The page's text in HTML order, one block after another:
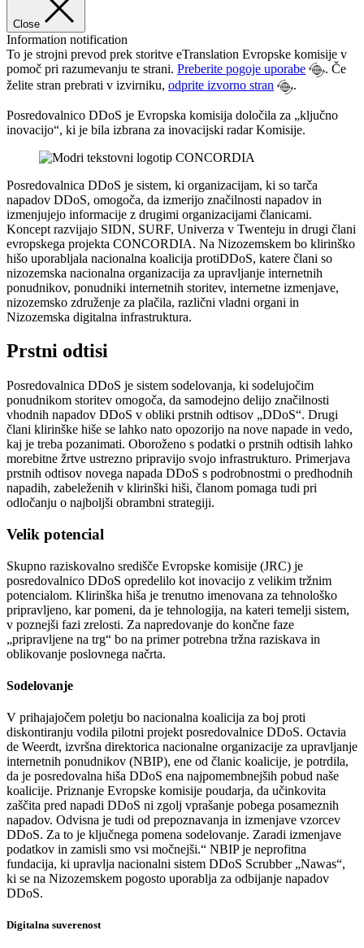
Close
Information notification
To je strojni prevod prek storitve eTranslation Evropske komisije v
pomoč pri razumevanju te strani. Preberite pogoje uporabe
. Če
želite stran prebrati v izvirniku, odprite izvorno stran .
Posredovalnico DDoS je Evropska komisija določila za „ključno
inovacijo“, ki je bila izbrana za inovacijski radar Komisije.
Posredovalnica DDoS je sistem, ki organizacijam, ki so tarča
napadov DDoS, omogoča, da izmerijo značilnosti napadov in
izmenjujejo informacije z drugimi organizacijami članicami.
Koncept razvijajo SIDN, SURF, Univerza v Twenteju in drugi člani
evropskega projekta CONCORDIA. Na Nizozemskem bo klirinško
hišo uporabljala nacionalna koalicija protiDDoS, katere člani so
nizozemska nacionalna organizacija za upravljanje internetnih
ponudnikov, ponudniki internetnih storitev, internetne izmenjave,
nizozemsko združenje za plačila, različni vladni organi in
Nizozemska digitalna infrastruktura.
Prstni odtisi
Posredovalnica DDoS je sistem sodelovanja, ki sodelujočim
ponudnikom storitev omogoča, da samodejno delijo značilnosti
vhodnih napadov DDoS v obliki prstnih odtisov „DDoS“. Drugi
člani klirinške hiše se lahko nato opozorijo na nove napade in vedo,
kaj je treba pozanimati. Oboroženo s podatki o prstnih odtisih lahko
morebitne žrtve ustrezno pripravijo svojo infrastrukturo. Primerjava
prstnih odtisov novega napada DDoS s podrobnostmi o predhodnih
napadih, zabeleženih v klirinški hiši, članom pomaga tudi pri
odločanju o najboljši obrambni strategiji.
Velik potencial
Skupno raziskovalno središče Evropske komisije (JRC) je
posredovalnico DDoS opredelilo kot inovacijo z velikim tržnim
potencialom. Klirinška hiša je trenutno imenovana za tehnološko
pripravljeno, kar pomeni, da je tehnologija, na kateri temelji sistem,
v poznejši fazi zrelosti. Za napredovanje do končne faze
„pripravljene na trg“ bo na primer potrebna tržna raziskava in
oblikovanje poslovnega načrta.
Sodelovanje
V prihajajočem poletju bo nacionalna koalicija za boj proti
diskontiranju vodila pilotni projekt posredovalnice DDoS. Octavia
de Weerdt, izvršna direktorica nacionalne organizacije za upravljanje
internetnih ponudnikov (NBIP), ene od članic koalicije, je potrdila,
da je posredovalna hiša DDoS ena najpomembnejših pobud naše
koalicije. Priznanje Evropske komisije poudarja, da učinkovita
zaščita pred napadi DDoS ni zgolj vprašanje pobega posameznih
napadov. Odvisna je tudi od prepoznavanja in izmenjave vzorcev
DDoS. Za to je ključnega pomena sodelovanje. Zaradi izmenjave
podatkov in zamisli smo vsi močnejši.“ NBIP je neprofitna
fundacija, ki upravlja nacionalni sistem DDoS Scrubber „Nawas“,
ki se na Nizozemskem pogosto uporablja za odbijanje napadov
DDoS.
Digitalna suverenost